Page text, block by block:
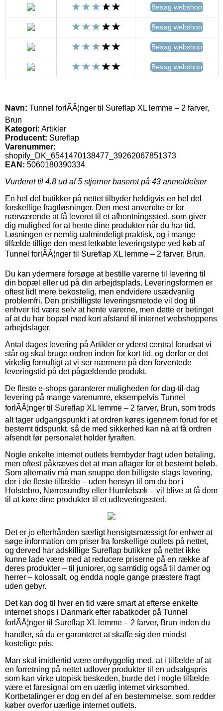
Besøg webshop
Besøg webshop
Besøg webshop
Besøg webshop
Navn: Tunnel forlÃÂ¦nger til Sureflap XL lemme – 2 farver,
Brun
Kategori: Artikler
Producent: Sureflap
Varenummer:
shopify_DK_6541470138477_39262067851373
EAN: 5060180390334
Vurderet til 4.8 ud af 5 stjerner baseret på 43 anmeldelser
En hel del butikker på nettet tilbyder heldigvis en hel del
forskellige fragtløsninger. Den mest anvendte er for
nærværende at få leveret til et afhentningssted, som giver
dig mulighed for at hente dine produkter når du har tid.
Løsningen er nemlig ualmindeligt praktisk, og i mange
tilfælde tillige den mest letkøbte leveringstype ved køb af
Tunnel forlÃÂ¦nger til Sureflap XL lemme – 2 farver, Brun.
Du kan ydermere forsøge at bestille varerne til levering til
din bopæl eller ud på din arbejdsplads. Leveringsformen er
oftest lidt mere bekostelig, men endvidere usædvanlig
problemfri. Den prisbilligste leveringsmetode vil dog til
enhver tid være selv at hente varerne, men dette er betinget
af at du har bopæl med kort afstand til internet webshoppens
arbejdslager.
Antal dages levering på Artikler er yderst central forudsat vi
står og skal bruge ordren inden for kort tid, og derfor er det
virkelig fornuftigt at vi ser nærmere på den forventede
leveringstid på det pågældende produkt.
De fleste e-shops garanterer muligheden for dag-til-dag
levering på mange varenumre, eksempelvis Tunnel
forlÃÂ¦nger til Sureflap XL lemme – 2 farver, Brun, som trods
alt tager udgangspunkt i at ordren køres igennem forud for et
bestemt tidspunkt, så de med sikkerhed kan nå at få ordren
afsendt før personalet holder fyraften.
Nogle enkelte internet outlets frembyder fragt uden betaling,
men oftest påkræves det at man aftager for et bestemt beløb.
Som alternativ må man snuppe den billigste slags levering,
der i de fleste tilfælde – uden hensyn til om du bor i
Holstebro, Nørresundby eller Humlebæk – vil blive at få dem
til at køre dine produkter til et udleveringssted.
Det er jo efterhånden særligt hensigtsmæssigt for enhver at
søge information om priser fra forskellige outlets på nettet,
og derved har adskillige Sureflap butikker på nettet ikke
kunne lade være med at reducere priserne på en række af
deres produkter – til juniorer, og samtidig også til damer og
herrer – kolossalt, og endda nogle gange præstere fragt
uden gebyr.
Det kan dog til hver en tid være smart at efterse enkelte
internet shops i Danmark efter rabatkoder på Tunnel
forlÃÂ¦nger til Sureflap XL lemme – 2 farver, Brun inden du
handler, så du er garanteret at skaffe sig den mindst
kostelige pris.
Man skal imidlertid være omhyggelig med, at i tilfælde af at
en forretning på nettet udlover produkter til en udsalgspris
som kan virke utopisk beskeden, burde det i nogle tilfælde
være et faresignal om en uærlig internet virksomhed.
Kortbetalinger er dog en del af en bestemmelse, som redder
køber overfor uærlige internet outlets.